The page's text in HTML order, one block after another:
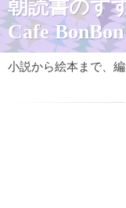
朝読書のす
Cafe BonBon
小説から絵本まで、